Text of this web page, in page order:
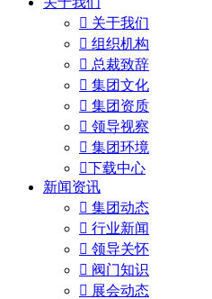
 关于我们
 组织机构
 总裁致辞
 集团文化
 集团资质
 领导视察
 集团环境
下载中心
新闻资讯
 集团动态
 行业新闻
 领导关怀
 阀门知识
 展会动态